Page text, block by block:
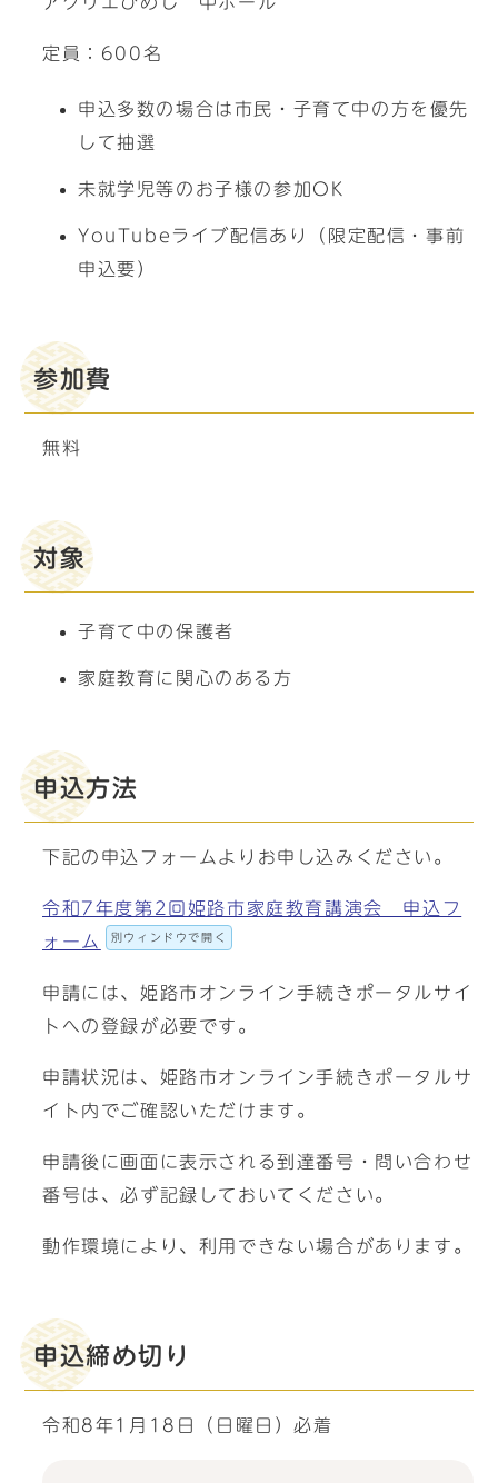
定員：600名
申込多数の場合は市民・子育て中の方を優先
して抽選
未就学児等のお子様の参加OK
YouTubeライブ配信あり（限定配信・事前
申込要）
参加費
無料
対象
子育て中の保護者
家庭教育に関心のある方
申込方法
下記の申込フォームよりお申し込みください。
令和7年度第2回姫路市家庭教育講演会 申込フ
ォーム
別ウィンドウで開く
申請には、姫路市オンライン手続きポータルサイ
トへの登録が必要です。
申請状況は、姫路市オンライン手続きポータルサ
イト内でご確認いただけます。
申請後に画面に表示される到達番号・問い合わせ
番号は、必ず記録しておいてください。
動作環境により、利用できない場合があります。
申込締め切り
令和8年1月18日（日曜日）必着